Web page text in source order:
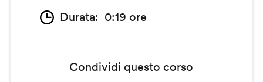
Durata 0:19 ore
Condividi questo corso